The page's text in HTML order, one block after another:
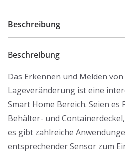
Beschreibung
Beschreibung
Das Erkennen und Melden
Lageveränderung ist eine
Smart Home Bereich. Seien
Behälter- und
es gibt zahlreiche
entsprechender Sensor zum